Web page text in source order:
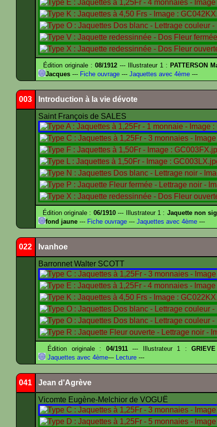
Édition originale :08/1912 --- Illustrateur 1 : PATTERSON
Jacques --- Fiche ouvrage --- Jaquettes avec 4ème ---
003 Introduction à la vie dévote
Saint François de SALES
Édition originale : 06/1910--- Illustrateur 1 : Jaquette non
fond jaune --- Fiche ouvrage --- Jaquettes avec 4ème ---
022 Ivanhoe
Barronnet Walter SCOTT
Édition originale : 04/1911--- Illustrateur 1 :
Jaquettes avec 4ème--- Lecture ---
041 Jean d'Agrève
Vicomte Eugène-Melchior de VOGUË